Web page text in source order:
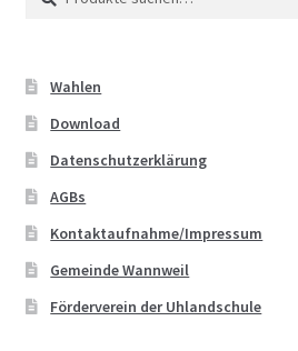
nach:
Wahlen
Download
Datenschutzerklärung
AGBs
Kontaktaufnahme/Impressum
Gemeinde Wannweil
Förderverein der Uhlandschule